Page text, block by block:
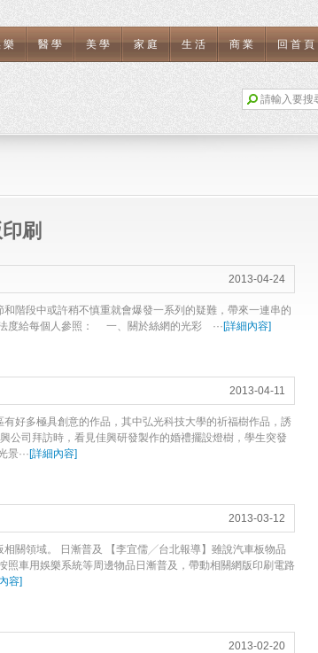
樂 醫學 美學 家庭 生活 商業 回首頁
刷
2013-04-24
階段中或許稍不慎重就會爆發一系列的疑難，帶來一連串的
度給每個人參照： 一、關於絲網的光彩 ···[詳細內容]
2013-04-11
好多極具創意的作品，其中弘光科技大學的祈福樹作品，誘
公司拜訪時，看見佳興研發製作的婚禮擺設燈樹，學生突發
···[詳細內容]
2013-03-12
關領域。 日漸普及 【李宜儒╱台北報導】雖說汽車板物品
車用娛樂系統等周邊物品日漸普及，帶動相關網版印刷電路
容]
2013-02-20